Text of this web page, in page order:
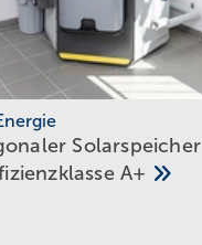
Solarspeicher
zienzklasse A+